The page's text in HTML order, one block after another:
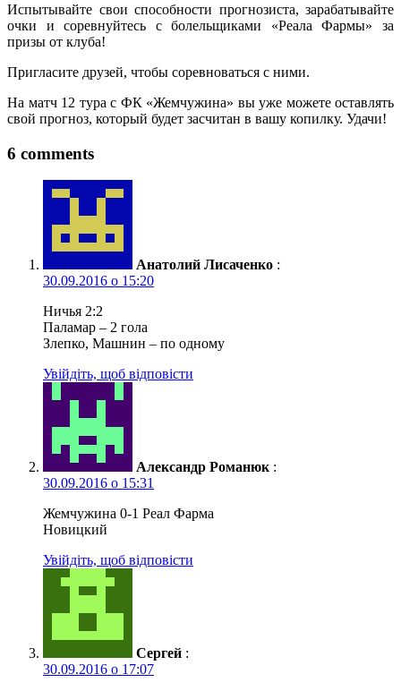
Испытывайте свои способности прогнозиста, зарабатывайте
очки и соревнуйтесь с болельщиками «Реала Фармы» за
призы от клуба!
Пригласите друзей, чтобы соревноваться с ними.
На матч 12 тура с ФК «Жемчужина» вы уже можете оставлять
свой прогноз, который будет засчитан в вашу копилку. Удачи!
6 comments
Анатолий Лисаченко :
30.09.2016 о 15:20
Ничья 2:2
Паламар – 2 гола
Злепко, Машнин – по одному
Увійдіть, щоб відповісти
Александр Романюк :
30.09.2016 о 15:31
Жемчужина 0-1 Реал Фарма
Новицкий
Увійдіть, щоб відповісти
Сергей :
30.09.2016 о 17:07